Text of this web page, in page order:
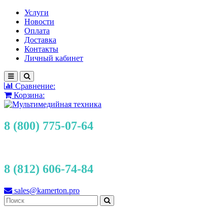
Услуги
Новости
Оплата
Доставка
Контакты
Личный кабинет
Сравнение:
Корзина:
8 (800) 775-07-64
8 (812) 606-74-84
sales@kamerton.pro